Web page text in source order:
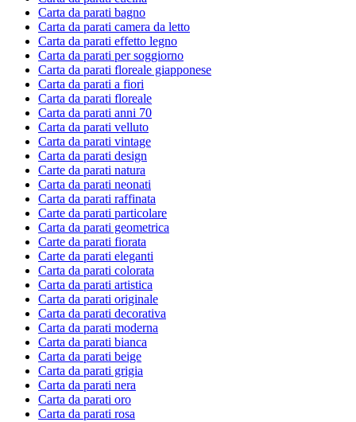
Carta da parati bagno
Carta da parati camera da letto
Carta da parati effetto legno
Carta da parati per soggiorno
Carta da parati floreale giapponese
Carta da parati a fiori
Carta da parati floreale
Carta da parati anni 70
Carta da parati velluto
Carta da parati vintage
Carta da parati design
Carte da parati natura
Carta da parati neonati
Carta da parati raffinata
Carte da parati particolare
Carta da parati geometrica
Carte da parati fiorata
Carte da parati eleganti
Carta da parati colorata
Carta da parati artistica
Carta da parati originale
Carta da parati decorativa
Carta da parati moderna
Carta da parati bianca
Carta da parati beige
Carta da parati grigia
Carta da parati nera
Carta da parati oro
Carta da parati rosa